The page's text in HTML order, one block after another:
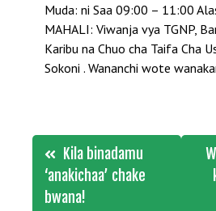
Muda: ni Saa 09:00 – 11:00
MAHALI: Viwanja vya TGNP,
Karibu na Chuo cha Taifa Cha
Sokoni . Wananchi wote
Post
navigation
Kila binadamu
‘anakichaa’ chake
bwana!